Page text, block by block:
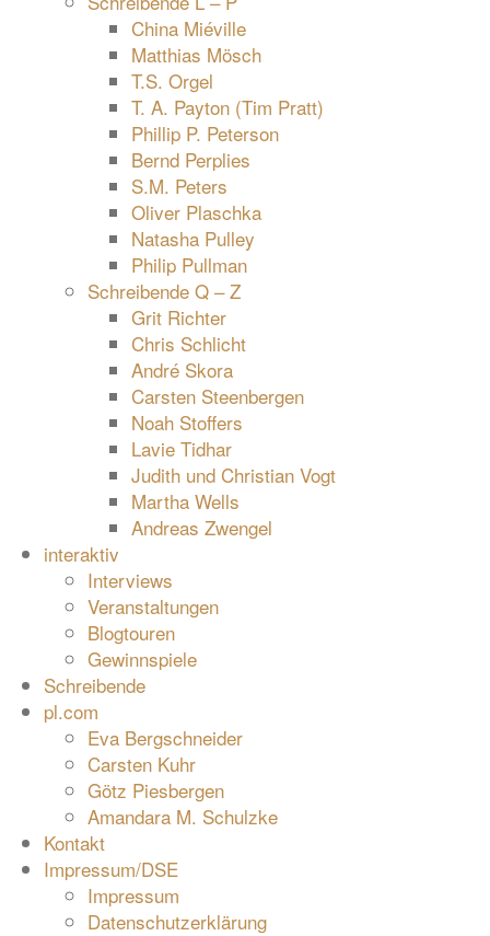
China Miéville
Matthias Mösch
T.S. Orgel
T. A. Payton (Tim Pratt)
Phillip P. Peterson
Bernd Perplies
S.M. Peters
Oliver Plaschka
Natasha Pulley
Philip Pullman
Schreibende Q – Z
Grit Richter
Chris Schlicht
André Skora
Carsten Steenbergen
Noah Stoffers
Lavie Tidhar
Judith und Christian Vogt
Martha Wells
Andreas Zwengel
interaktiv
Interviews
Veranstaltungen
Blogtouren
Gewinnspiele
Schreibende
pl.com
Eva Bergschneider
Carsten Kuhr
Götz Piesbergen
Amandara M. Schulzke
Kontakt
Impressum/DSE
Impressum
Datenschutzerklärung